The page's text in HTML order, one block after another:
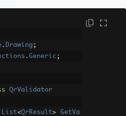
. Drawing ;
. Generic ;
QrValidator
List<QrResult>
GetVa